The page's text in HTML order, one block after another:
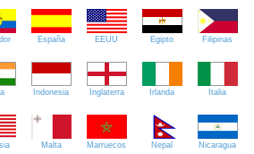
España EEUU Egipto Filipinas
Indonesia Inglaterra Irlanda Italia
Malta Marruecos Nepal Nicaragua